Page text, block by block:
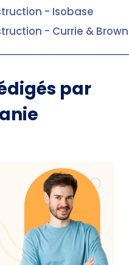
- Isobase
- Currie & Brown
par